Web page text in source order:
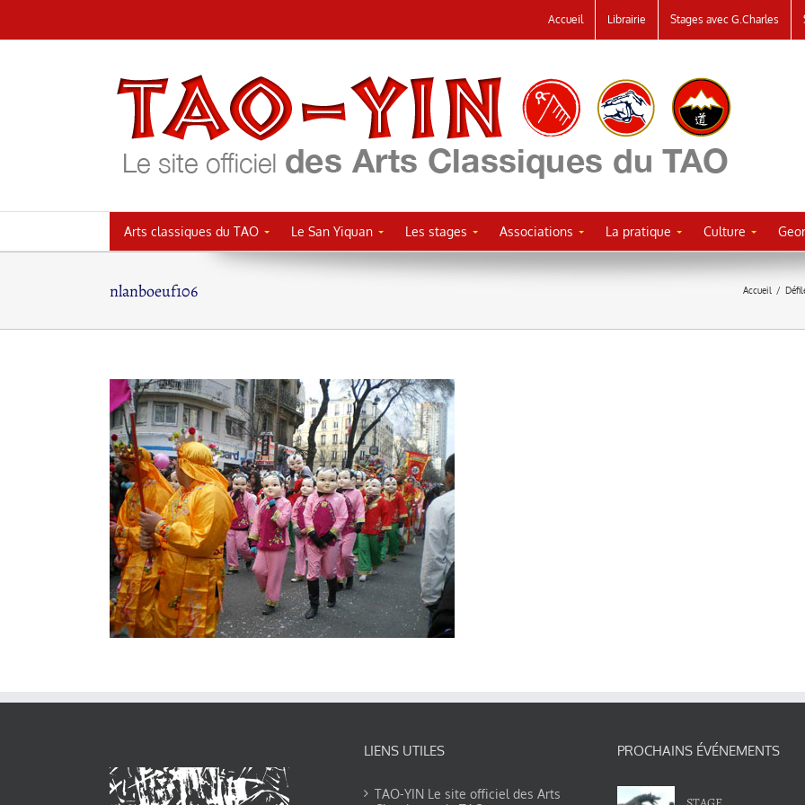
au
Accueil Librairie Stages avec G.Charles
Arts classiques du TAO Le San Yiquan Les stages Associations La pratique Culture
nlanboeuf106 Accueil /
LIENS UTILES
TAO-YIN Le site officiel des Arts
PROCHAINS ÉVÉNEMENTS